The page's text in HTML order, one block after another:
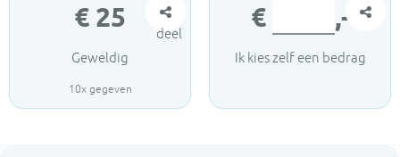
€ 25
Geweldig
10x gegeven
deel
€ ,-
Ik kies zelf een bedrag